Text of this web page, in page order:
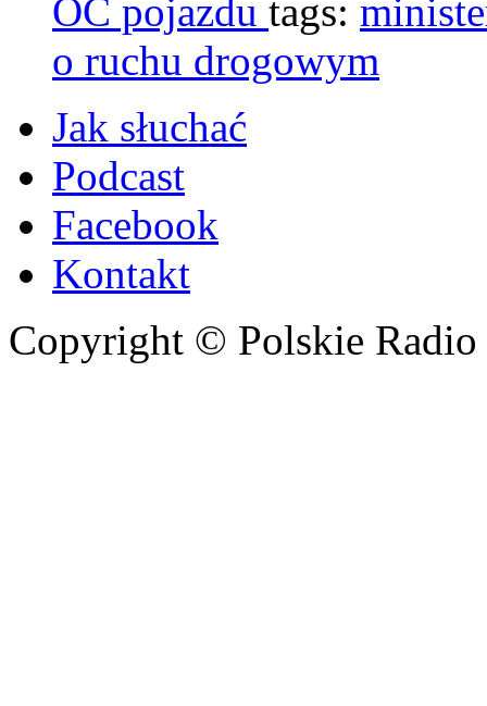
OC pojazdu tags:
o ruchu drogowym
Jak słuchać
Podcast
Facebook
Kontakt
Copyright © Polskie